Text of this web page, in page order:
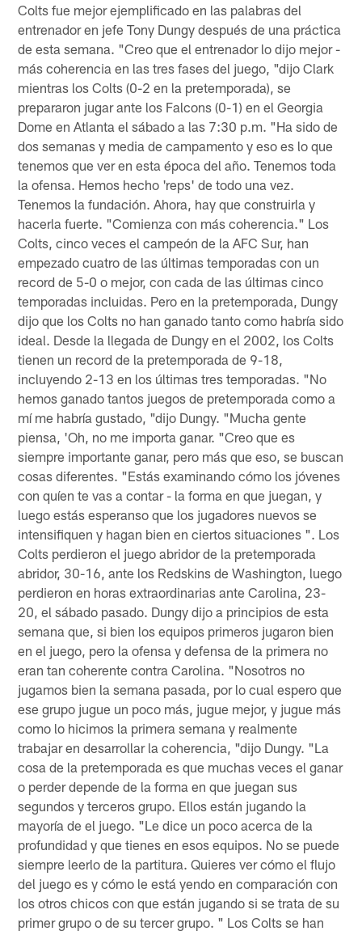
Colts fue mejor ejemplificado en las palabras del
entrenador en jefe Tony Dungy después de una práctica
de esta semana. "Creo que el entrenador lo dijo mejor -
más coherencia en las tres fases del juego, "dijo Clark
mientras los Colts (0-2 en la pretemporada), se
prepararon jugar ante los Falcons (0-1) en el Georgia
Dome en Atlanta el sábado a las 7:30 p.m. "Ha sido de
dos semanas y media de campamento y eso es lo que
tenemos que ver en esta época del año. Tenemos toda
la ofensa. Hemos hecho 'reps' de todo una vez.
Tenemos la fundación. Ahora, hay que construirla y
hacerla fuerte. "Comienza con más coherencia." Los
Colts, cinco veces el campeón de la AFC Sur, han
empezado cuatro de las últimas temporadas con un
record de 5-0 o mejor, con cada de las últimas cinco
temporadas incluidas. Pero en la pretemporada, Dungy
dijo que los Colts no han ganado tanto como habría sido
ideal. Desde la llegada de Dungy en el 2002, los Colts
tienen un record de la pretemporada de 9-18,
incluyendo 2-13 en los últimas tres temporadas. "No
hemos ganado tantos juegos de pretemporada como a
mí me habría gustado, "dijo Dungy. "Mucha gente
piensa, 'Oh, no me importa ganar. "Creo que es
siempre importante ganar, pero más que eso, se buscan
cosas diferentes. "Estás examinando cómo los jóvenes
con quíen te vas a contar - la forma en que juegan, y
luego estás esperanso que los jugadores nuevos se
intensifiquen y hagan bien en ciertos situaciones ". Los
Colts perdieron el juego abridor de la pretemporada
abridor, 30-16, ante los Redskins de Washington, luego
perdieron en horas extraordinarias ante Carolina, 23-
20, el sábado pasado. Dungy dijo a principios de esta
semana que, si bien los equipos primeros jugaron bien
en el juego, pero la ofensa y defensa de la primera no
eran tan coherente contra Carolina. "Nosotros no
jugamos bien la semana pasada, por lo cual espero que
ese grupo jugue un poco más, jugue mejor, y jugue más
como lo hicimos la primera semana y realmente
trabajar en desarrollar la coherencia, "dijo Dungy. "La
cosa de la pretemporada es que muchas veces el ganar
o perder depende de la forma en que juegan sus
segundos y terceros grupo. Ellos están jugando la
mayoría de el juego. "Le dice un poco acerca de la
profundidad y que tienes en esos equipos. No se puede
siempre leerlo de la partitura. Quieres ver cómo el flujo
del juego es y cómo le está yendo en comparación con
los otros chicos con que están jugando si se trata de su
primer grupo o de su tercer grupo. " Los Colts se han